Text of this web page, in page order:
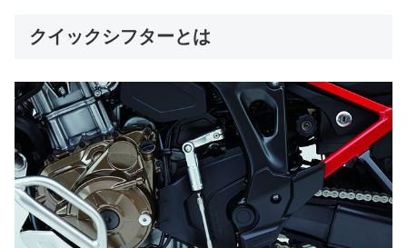
クイックシフターとは